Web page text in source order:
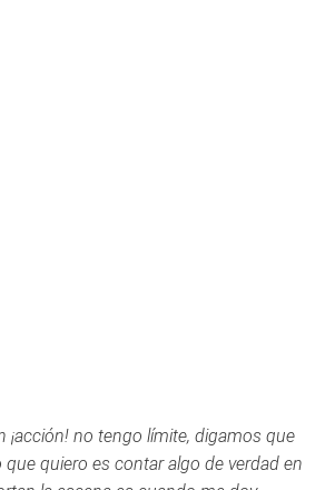
¡acción! no tengo límite, digamos que
quiero es contar algo de verdad en